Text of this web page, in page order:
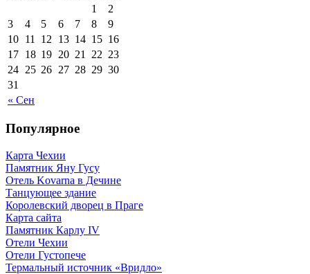
« Сен
1
2
3
4 5 6 7 8
9
10 11 12 13 14 15 16
17 18 19 20 21 22 23
24 25 26 27 28 29 30
31
Популярное
Карта Чехии
Памятник Яну Гусу
Отель Kovarna в Дечине
Танцующее здание
Королевский дворец в Праге
Карта сайта
Памятник Карлу IV
Отели Чехии
Отели Густопече
Термальный источник «Вридло»